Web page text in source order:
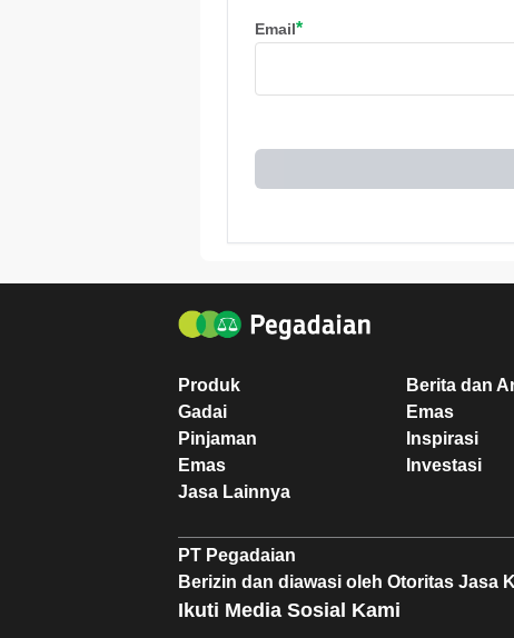
Email*
Produk
Gadai
Pinjaman
Emas
Jasa Lainnya
Berita dan
Emas
Inspirasi
Investasi
PT Pegadaian
Berizin dan diawasi oleh Otoritas Jasa
Ikuti Media Sosial Kami